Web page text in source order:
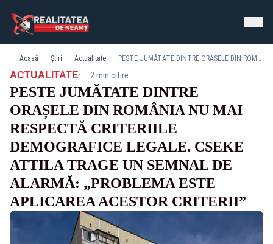
Acasă Știri Actualitate PESTE JUMĂTATE DINTRE ORAȘELE DIN ROMÂNIA NU MAI RESPECTĂ CRITERIILE DEMOGRAFICE LEGALE. CSEKE ATTILA TRAGE UN SEMNAL DE ALARMĂ: „PROBLEMA ESTE APLICAREA ACESTOR CRITERII”
ACTUALITATE· 2 min citire
PESTE JUMĂTATE DINTRE
ORAȘELE DIN ROMÂNIA NU MAI
RESPECTĂ CRITERIILE
DEMOGRAFICE LEGALE. CSEKE
ATTILA TRAGE UN SEMNAL DE
ALARMĂ: „PROBLEMA ESTE
APLICAREA ACESTOR CRITERII”